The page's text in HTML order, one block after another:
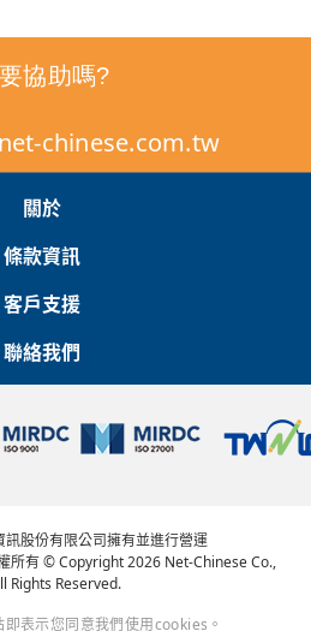
協助嗎?
chinese.com.tw
關於
條款資訊
客戶支援
聯絡我們
訊股份有限公司擁有並進行營運
所有 © Copyright 2026 Net-Chinese Co.,
Rights Reserved.
表示您同意我們使用cookies。